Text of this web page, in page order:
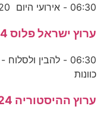
06:30 - אירועי היום 07:20 - יום 08:10 - גיבור היום 09:00 -
ערוץ ישראל פלוס 24-04-2024
כוונות
ערוץ ההיסטוריה 29-11-2024